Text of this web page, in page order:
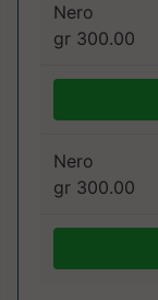
Nero
gr 300.00
Nero
gr 300.00